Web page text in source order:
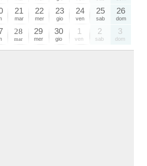
21
mar
22
mer
23
gio
24
ven
25
sab
26
dom
28
mar
29
mer
30
gio
1
ven
2
sab
3
dom